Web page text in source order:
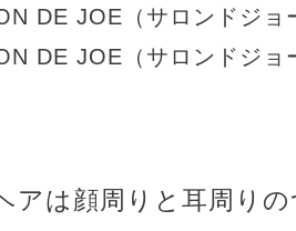
アは顔周りと耳周り